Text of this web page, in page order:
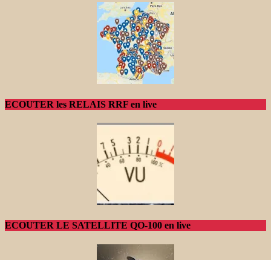
ECOUTER les RELAIS RRF en live
ECOUTER LE SATELLITE QO-100 en live